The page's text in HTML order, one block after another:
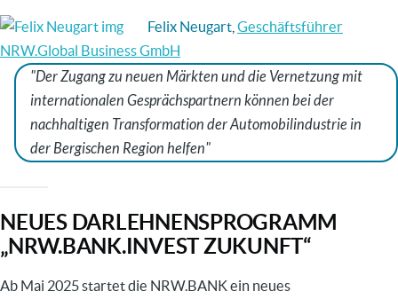
Automotiveindustrie
in
der
Bergischen
Region
Felix Neugart Geschäftsführer
NRW.Global Business GmbH
Der Zugang zu neuen Märkten und die Vernetzung mit
internationalen Gesprächspartnern können bei der
nachhaltigen Transformation der Automobilindustrie in
der Bergischen Region helfen
NEUES DARLEHNENSPROGRAMM
„NRW.BANK.INVEST ZUKUNFT“
Ab Mai 2025 startet die NRW.BANK ein neues